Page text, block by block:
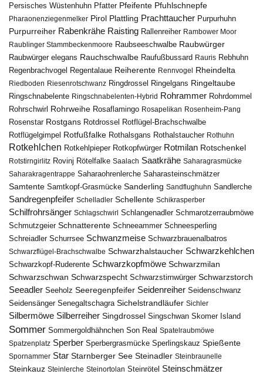
Persisches Wüstenhuhn Pfatter Pfeifente Pfuhlschnepfe
Pharaonenziegenmelker Pirol Plattling Prachttaucher Purpurhuhn
Purpurreiher Rabenkrähe Raisting Rallenreiher Rambower Moor
Raublinger Stammbeckenmoore Raubseeschwalbe Raubwürger
Raubwürger elegans Rauchschwalbe Raufußbussard Rauris Rebhuhn
Regenbrachvogel Regentalaue Reiherente Rennvogel Rheindelta
Riedboden Riesenrotschwanz Ringdrossel Ringelgans Ringeltaube
Ringschnabelente Ringschnabelenten-Hybrid Rohrammer Rohrdommel
Rohrschwirl Rohrweihe Rosaflamingo Rosapelikan Rosenheim-Pang
Rosenstar Rostgans Rotdrossel Rotflügel-Brachschwalbe
Rotflügelgimpel Rotfußfalke Rothalsgans Rothalstaucher Rothuhn
Rotkehlchen Rotkehlpieper Rotkopfwürger Rotmilan Rotschenkel
Rotstirngirlitz Rovinj Rötelfalke Saalach Saatkrähe Saharagrasmücke
Saharakragentrappe Saharaohrenlerche Saharasteinschmätzer
Samtente Samtkopf-Grasmücke Sanderling Sandflughuhn Sandlerche
Sandregenpfeifer Schelladler Schellente Schikrasperber
Schilfrohrsänger Schlagschwirl Schlangenadler Schmarotzerraubmöwe
Schmutzgeier Schnatterente Schneeammer Schneesperling
Schreiadler Schurrsee Schwanzmeise Schwarzbrauenalbatros
Schwarzflügel-Brachschwalbe Schwarzhalstaucher Schwarzkehlchen
Schwarzkopf-Ruderente Schwarzkopfmöwe Schwarzmilan
Schwarzschwan Schwarzspecht Schwarzstirnwürger Schwarzstorch
Seeadler Seeholz Seeregenpfeifer Seidenreiher Seidenschwanz
Seidensänger Senegaltschagra Sichelstrandläufer Sichler
Silbermöwe Silberreiher Singdrossel Singschwan Skomer Island
Sommer Sommergoldhähnchen Son Real Spatelraubmöwe
Spatzenplatz Sperber Sperbergrasmücke Sperlingskauz Spießente
Spornammer Star Starnberger See Steinadler Steinbraunelle
Steinkauz Steinlerche Steinortolan Steinrötel Steinschmätzer